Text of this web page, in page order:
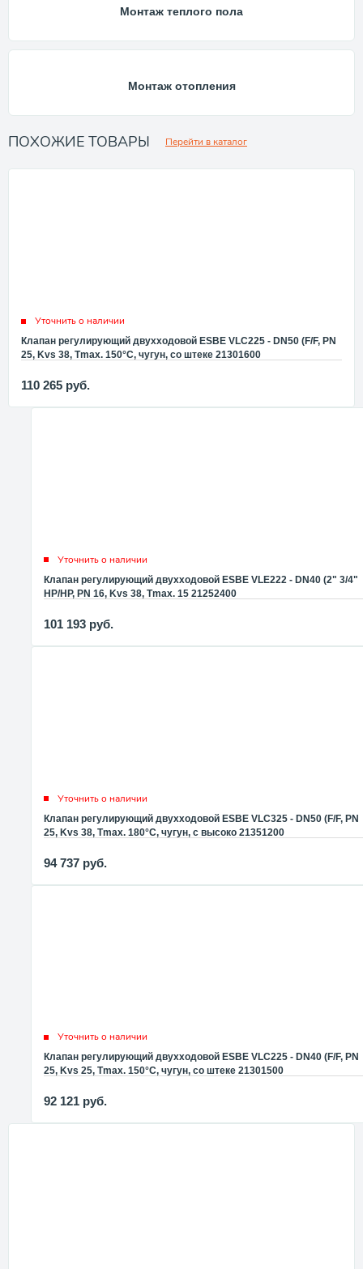
Монтаж теплого пола
Монтаж отопления
ПОХОЖИЕ ТОВАРЫ Перейти в каталог
Уточнить о наличии
Клапан регулирующий двухходовой ESBE VLC225 - DN50 (F/F, PN
25, Kvs 38, Tmax. 150°C, чугун, со штеке 21301600
110 265 руб.
Уточнить о наличии
Клапан регулирующий двухходовой ESBE VLE222 - DN40 (2" 3/4"
НР/НР, PN 16, Kvs 38, Tmax. 15 21252400
101 193 руб.
Уточнить о наличии
Клапан регулирующий двухходовой ESBE VLC325 - DN50 (F/F, PN
25, Kvs 38, Tmax. 180°C, чугун, с высоко 21351200
94 737 руб.
Уточнить о наличии
Клапан регулирующий двухходовой ESBE VLC225 - DN40 (F/F, PN
25, Kvs 25, Tmax. 150°C, чугун, со штеке 21301500
92 121 руб.